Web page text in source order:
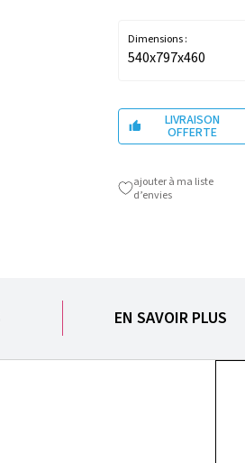
Dimensions :
540x797x460
 LIVRAISON
OFFERTE
ajouter à ma liste
d’envies
EN SAVOIR PLUS